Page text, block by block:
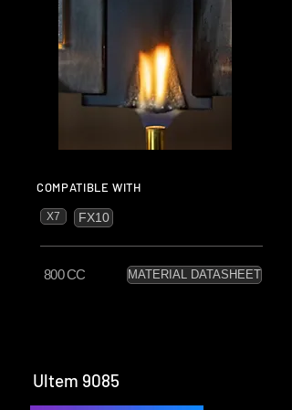
COMPATIBLE WITH
X7 FX10
800 CC MATERIAL DATASHEET
Ultem 9085